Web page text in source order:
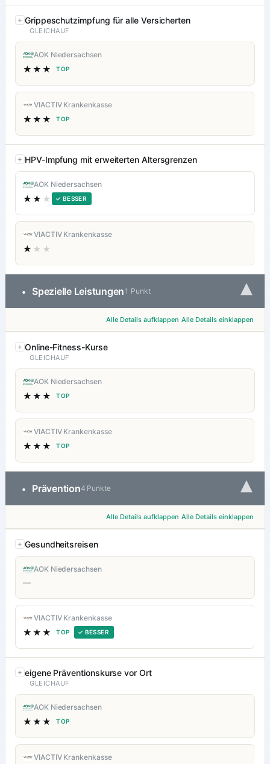
Grippeschutzimpfung für alle Versicherten
GLEICHAUF
AOK Niedersachsen
★★★ TOP
VIACTIV Krankenkasse
★★★ TOP
HPV-Impfung mit erweiterten Altersgrenzen
AOK Niedersachsen
★★ ★ ✓ BESSER
VIACTIV Krankenkasse
★ ★★
• Spezielle Leistungen 1 Punkt ▾
Alle Details aufklappen Alle Details einklappen
Online-Fitness-Kurse
GLEICHAUF
AOK Niedersachsen
★★★ TOP
VIACTIV Krankenkasse
★★★ TOP
• Prävention4 Punkte ▾
Alle Details aufklappen Alle Details einklappen
Gesundheitsreisen
AOK Niedersachsen
—
VIACTIV Krankenkasse
★★★ TOP ✓ BESSER
eigene Präventionskurse vor Ort
GLEICHAUF
AOK Niedersachsen
★★★ TOP
VIACTIV Krankenkasse